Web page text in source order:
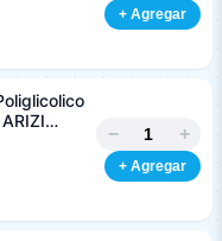
+ Agregar
26mm
− +
+ Agregar